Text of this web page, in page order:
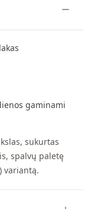
gaminami
sukurtas
spalvų paletę
variantą.